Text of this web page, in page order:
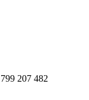
207 482